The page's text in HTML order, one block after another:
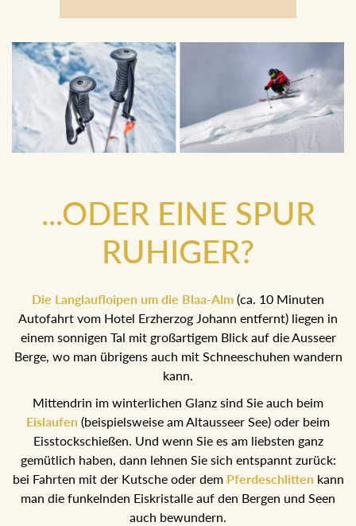
Boarder
...ODER EINE SPUR
RUHIGER?
Die Langlaufloipen um die Blaa-Alm(ca. 10 Minuten
Autofahrt vom Hotel Erzherzog Johann entfernt) liegen in
einem sonnigen Tal mit großartigem Blick auf die Ausseer
Mittendrin im winterlichen Glanz sind Sie auch beim
Eislaufen(beispielsweise am Altausseer See) oder beim
Eisstockschießen. Und wenn Sie es am liebsten ganz
gemütlich haben, dann lehnen Sie sich entspannt zurück:
bei Fahrten mit der Kutsche oder dem